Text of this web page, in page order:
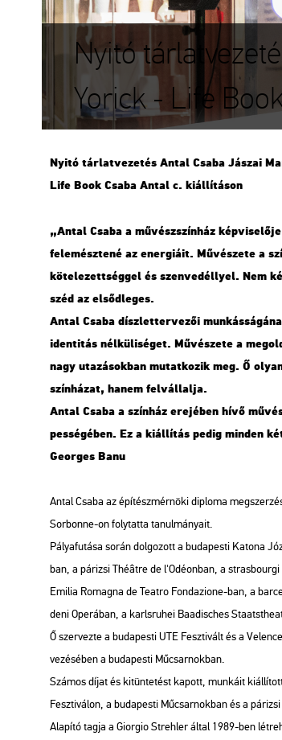
Nyitó
Yorick - Life
Nyitó tár­lat­ve­ze­tés Antal Csaba Já­szai
Life Book Csaba Antal c. ki­ál­lí­tá­son
„Antal Csaba a mű­vész­szín­ház
fel­emész­te­né az ener­gi­á­it. Mű­vé­sze­te a
kö­te­le­zett­ség­gel és szen­ve­déllyel. Nem
széd az el­sőd­le­ges.
Antal Csaba dísz­let­ter­ve­zői
iden­ti­tás nél­kü­li­sé­get. Mű­vé­sze­te a
nagy uta­zá­sok­ban mu­tat­ko­zik meg. Ő
szín­há­zat, hanem fel­vál­lal­ja.
Antal Csaba a szín­ház ere­jé­ben hívő
pes­sé­gé­ben. Ez a ki­ál­lí­tás pedig min­den
Ge­or­ges Banu
Antal Csaba az épí­tész­mér­nö­ki dip­lo­ma
Sor­bonne-on foly­tat­ta ta­nul­má­nya­it.
Pá­lya­fu­tá­sa során dol­go­zott a bu­da­pes­ti Ka­to­na
ban, a pá­ri­zsi Théâtre de l'Odé­on­ban, a
Emi­lia Ro­mag­na de Te­at­ro Fon­daz­io­ne-ban, a
de­ni Ope­rá­ban, a karls­ru­hei Baadis­ches
Ő szer­vez­te a bu­da­pes­ti UTE Fesz­ti­vált és a
ve­zé­sé­ben a bu­da­pes­ti Mű­csar­nok­ban.
Szá­mos díjat és ki­tün­te­tést ka­pott, mun­ká­it
Fesz­ti­vá­lon, a bu­da­pes­ti Mű­csar­nok­ban és a
Ala­pí­tó tagja a Gi­or­gio Streh­ler által 1989-ben